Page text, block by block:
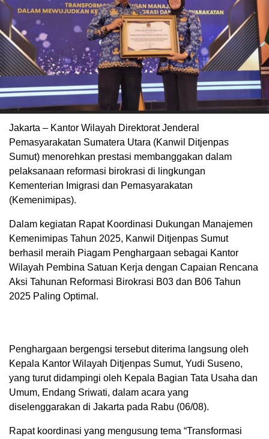
Jakarta – Kantor Wilayah Direktorat Jenderal
Pemasyarakatan Sumatera Utara (Kanwil Ditjenpas
Sumut) menorehkan prestasi membanggakan dalam
pelaksanaan reformasi birokrasi di lingkungan
Kementerian Imigrasi dan Pemasyarakatan
(Kemenimipas).
Dalam kegiatan Rapat Koordinasi Dukungan Manajemen
Kemenimipas Tahun 2025, Kanwil Ditjenpas Sumut
berhasil meraih Piagam Penghargaan sebagai Kantor
Wilayah Pembina Satuan Kerja dengan Capaian Rencana
Aksi Tahunan Reformasi Birokrasi B03 dan B06 Tahun
2025 Paling Optimal.
Penghargaan bergengsi tersebut diterima langsung oleh
Kepala Kantor Wilayah Ditjenpas Sumut, Yudi Suseno,
yang turut didampingi oleh Kepala Bagian Tata Usaha dan
Umum, Endang Sriwati, dalam acara yang
diselenggarakan di Jakarta pada Rabu (06/08).
Rapat koordinasi yang mengusung tema “Transformasi